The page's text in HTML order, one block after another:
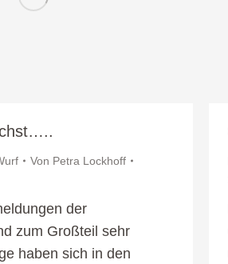
Von Petra Lockhoff
der
zum Großteil sehr
haben sich in den